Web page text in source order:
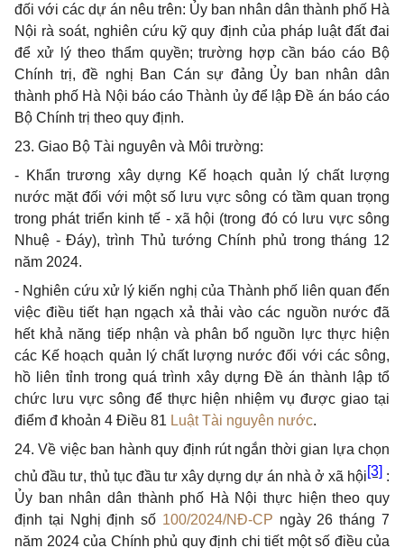
đối với các dự án nêu trên: Ủy ban nhân dân thành phố Hà
Nội rà soát, nghiên cứu kỹ quy định của pháp luật đất đai
để xử lý theo thẩm quyền; trường hợp cần báo cáo Bộ
Chính trị, đề nghị Ban Cán sự đảng Ủy ban nhân dân
thành phố Hà Nội báo cáo Thành ủy để lập Đề án báo cáo
Bộ Chính trị theo quy định.
23. Giao Bộ Tài nguyên và Môi trường:
- Khẩn trương xây dựng Kế hoạch quản lý chất lượng
nước mặt đối với một số lưu vực sông có tầm quan trọng
trong phát triển kinh tế - xã hội (trong đó có lưu vực sông
Nhuệ - Đáy), trình Thủ tướng Chính phủ trong tháng 12
năm 2024.
- Nghiên cứu xử lý kiến nghị của Thành phố liên quan đến
việc điều tiết hạn ngạch xả thải vào các nguồn nước đã
hết khả năng tiếp nhận và phân bổ nguồn lực thực hiện
các Kế hoạch quản lý chất lượng nước đối với các sông,
hồ liên tỉnh trong quá trình xây dựng Đề án thành lập tổ
chức lưu vực sông để thực hiện nhiệm vụ được giao tại
điểm đ khoản 4 Điều 81 Luật Tài nguyên nước.
24. Về việc ban hành quy định rút ngắn thời gian lựa chọn
chủ đầu tư, thủ tục đầu tư xây dựng dự án nhà ở xã hội[3] :
Ủy ban nhân dân thành phố Hà Nội thực hiện theo quy
định tại Nghị định số 100/2024/NĐ-CP ngày 26 tháng 7
năm 2024 của Chính phủ quy định chi tiết một số điều của